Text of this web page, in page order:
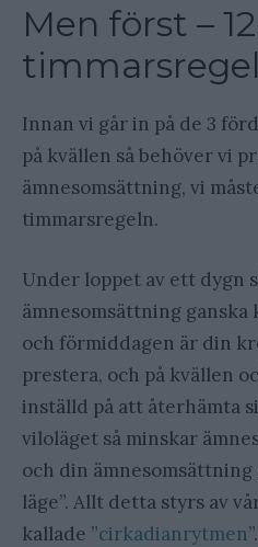
Men först –
Innan vi går in på de 3
på kvällen så behöver vi
ämnesomsättning, vi
timmarsregeln.
Under loppet av ett dygn
ämnesomsättning
och förmiddagen är din
prestera, och på kvällen
inställd på att återhämta
viloläget så minskar
och din ämnesomsättning
läge”. Allt detta styrs av
kallade ”cirkadianrytmen”.